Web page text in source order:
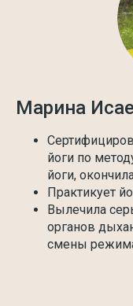
Марина
йоги по
йоги,
Практикует
Вылечила
органов
смены